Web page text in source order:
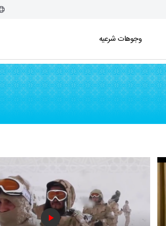
وجوهات شرعیه